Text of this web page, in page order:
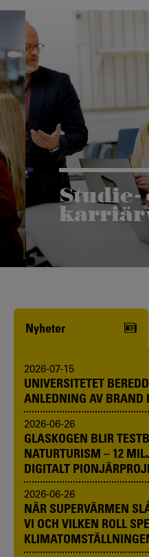
Studie-
Funderar du på
studie- och
Nyheter
2026-07-15
UNIVERSITETET
ANLEDNING AV BRAND
2026-06-26
GLASKOGEN BLIR
NATURTURISM – 12
DIGITALT
2026-06-26
NÄR SUPERVÄRMEN
VI OCH VILKEN ROLL